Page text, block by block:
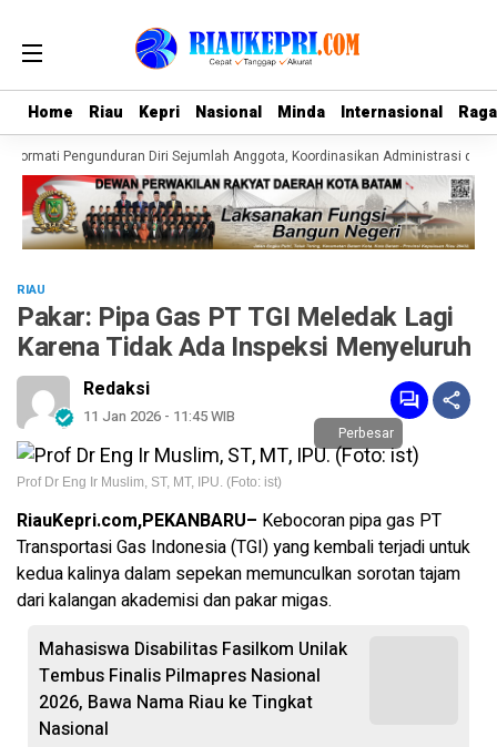
Home Riau Kepri Nasional Minda Internasional
Home Riau Kepri Nasional Minda Internasional
Pengunduran Diri Sejumlah Anggota, Koordinasikan Administrasi
RIAU
Pakar: Pipa Gas PT TGI Meledak Lagi
Karena Tidak Ada Inspeksi Menyeluruh
Redaksi
11 Jan 2026 - 11:45 WIB
Perbesar
Prof Dr Eng Ir Muslim, ST, MT, IPU. (Foto: ist)
RiauKepri.com,PEKANBARU– Kebocoran pipa gas PT
Transportasi Gas Indonesia (TGI) yang kembali terjadi untuk
kedua kalinya dalam sepekan memunculkan sorotan tajam
dari kalangan akademisi dan pakar migas.
Mahasiswa Disabilitas Fasilkom Unilak
Tembus Finalis Pilmapres Nasional
2026, Bawa Nama Riau ke Tingkat
Nasional